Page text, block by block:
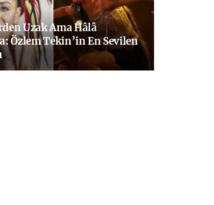
Uzak Ama Hâlâ
Özlem Tekin’in En Sevilen